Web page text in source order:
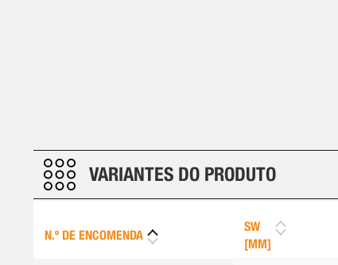
VARIANTES DO PRODUTO
N.º DE ENCOMENDA
SW
[MM]